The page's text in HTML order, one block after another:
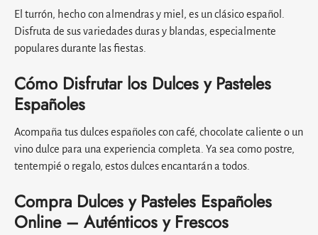
El turrón, hecho con almendras y miel, es un clásico español.
Disfruta de sus variedades duras y blandas, especialmente
populares durante las fiestas.
Cómo Disfrutar los Dulces y Pasteles
Españoles
Acompaña tus dulces españoles con café, chocolate caliente o un
vino dulce para una experiencia completa. Ya sea como postre,
tentempié o regalo, estos dulces encantarán a todos.
Compra Dulces y Pasteles Españoles
Online – Auténticos y Frescos